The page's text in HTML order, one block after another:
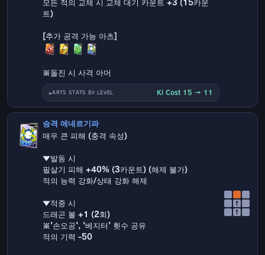
모든 적의 교체 시 교체 대기 카운트 +3 (15카운
트)
※돌진 시 사격 아머
ARTS STATS BY LEVEL Ki Cost 15 → 11
승격 에네르기파
매우 큰 피해 (충격 속성)
▼발동 시
필살기 피해 +40% (3카운트) (해제 불가)
적의 능력 강화/상태 강화 해제
▼적중 시
드래곤 볼 +1 (2회)
※'손오공', '베지터' 횟수 공유
적의 기력 -50
↑
↑